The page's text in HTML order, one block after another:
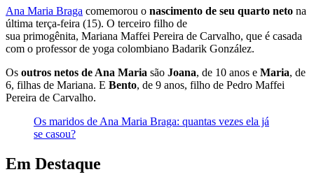
Ana Maria Braga comemorou o nascimento de seu quarto neto na
última terça-feira (15). O terceiro filho de
sua primogênita, Mariana Maffei Pereira de Carvalho, que é casada
com o professor de yoga colombiano Badarik González.
Os outros netos de Ana Maria são Joana, de 10 anos e Maria, de
6, filhas de Mariana. E Bento, de 9 anos, filho de Pedro Maffei
Pereira de Carvalho.
Os maridos de Ana Maria Braga: quantas vezes ela já
se casou?
Em Destaque